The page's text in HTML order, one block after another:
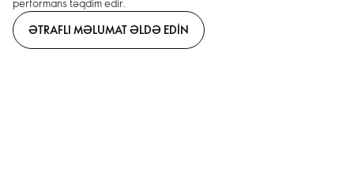
ƏTRAFLI MƏLUMAT ƏLDƏ EDIN